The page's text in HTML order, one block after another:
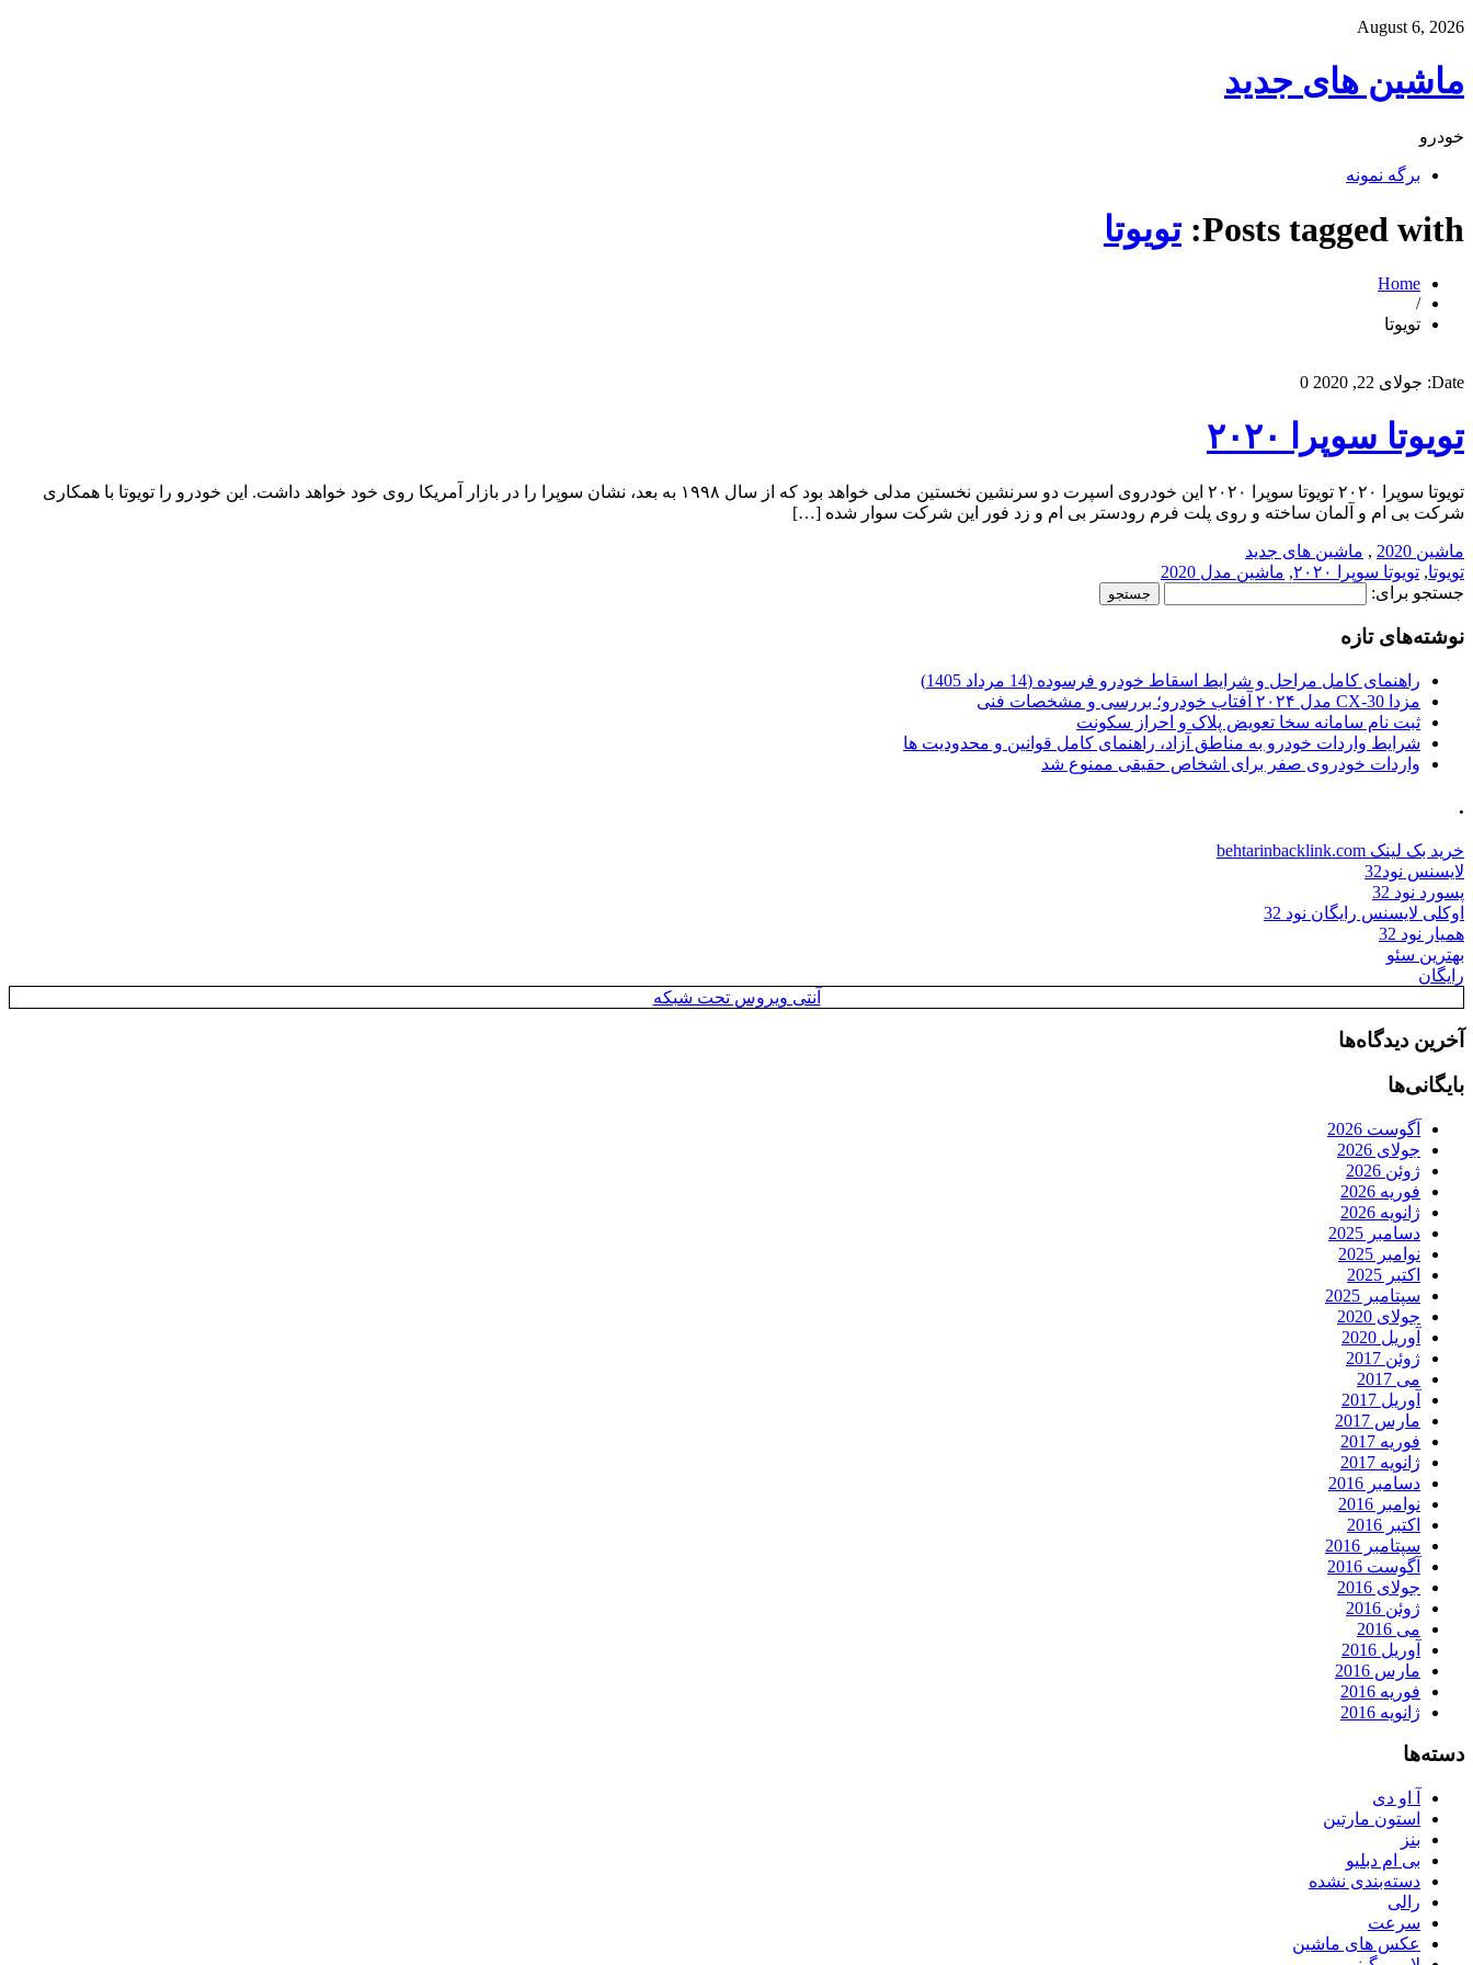
August 6, 2026
ماشین های جدید
خودرو
برگه نمونه
Posts tagged with: تویوتا
Home
/
تویوتا
Date: جولای 22, 2020 0
تویوتا سوپرا ۲۰۲۰
تویوتا سوپرا ۲۰۲۰ تویوتا سوپرا ۲۰۲۰ این خودروی اسپرت دو سرنشین نخستین مدلی خواهد بود که از سال ۱۹۹۸ به بعد، نشان سوپرا را در بازار آمریکا روی خود خواهد داشت. این خودرو را تویوتا با همکاری
شرکت بی ام و آلمان ساخته و روی پلت فرم رودستر بی ام و زد فور این شرکت سوار شده […]
ماشین 2020 , ماشین های جدید
تویوتا, تویوتا سوپرا ۲۰۲۰ , ماشین مدل 2020
جستجو برای:
نوشته‌های تازه
راهنمای کامل مراحل و شرایط اسقاط خودرو فرسوده (14 مرداد 1405)
مزدا CX-30 مدل ۲۰۲۴ آفتاب خودرو؛ بررسی و مشخصات فنی
ثبت نام سامانه سخا تعویض پلاک و احراز سکونت
شرایط واردات خودرو به مناطق آزاد، راهنمای کامل قوانین و محدودیت ها
واردات خودروی صفر برای اشخاص حقیقی ممنوع شد
.
خرید بک لینک behtarinbacklink.com
لایسنس نود32
پسورد نود 32
اوکلی لایسنس رایگان نود 32
همیار نود 32
بهترین سئو
رایگان
آنتی ویروس تحت شبکه
آخرین دیدگاه‌ها
بایگانی‌ها
آگوست 2026
جولای 2026
ژوئن 2026
فوریه 2026
ژانویه 2026
دسامبر 2025
نوامبر 2025
اکتبر 2025
سپتامبر 2025
جولای 2020
آوریل 2020
ژوئن 2017
می 2017
آوریل 2017
مارس 2017
فوریه 2017
ژانویه 2017
دسامبر 2016
نوامبر 2016
اکتبر 2016
سپتامبر 2016
آگوست 2016
جولای 2016
ژوئن 2016
می 2016
آوریل 2016
مارس 2016
فوریه 2016
ژانویه 2016
دسته‌ها
آ او دی
استون مارتین
بنز
بی ام دبلیو
دسته‌بندی نشده
رالی
سرعت
عکس های ماشین